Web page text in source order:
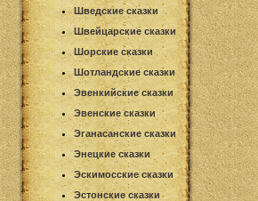
Шведские сказки
Швейцарские сказки
Шорские сказки
Шотландские сказки
Эвенкийские сказки
Эвенские сказки
Эганасанские сказки
Энецкие сказки
Эскимосские сказки
Эстонские сказки